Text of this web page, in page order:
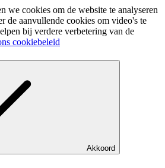
we cookies om de website te analyseren
de aanvullende cookies om video's te
bij verdere verbetering van de
cookiebeleid
Akkoord